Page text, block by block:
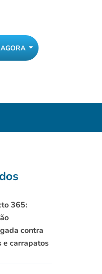
365:
contra
e carrapatos